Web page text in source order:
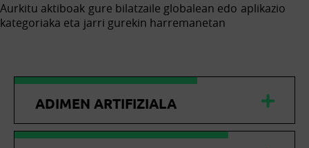
Aurkitu aktiboak gure bilatzaile globalean edo aplikazio
kategoriaka eta jarri gurekin harremanetan
ADIMEN ARTIFIZIALA